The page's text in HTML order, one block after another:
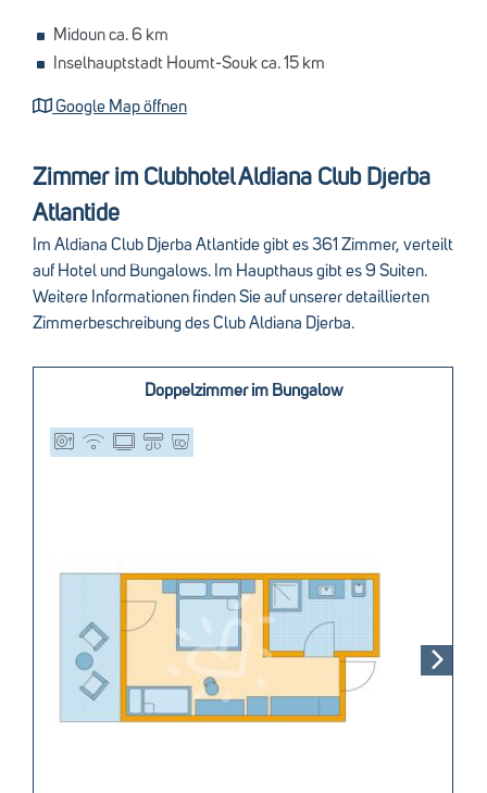
Midoun ca. 6 km
Inselhauptstadt Houmt-Souk ca. 15 km
Google Map öffnen
Zimmer im Clubhotel Aldiana Club Djerba
Atlantide
Im Aldiana Club Djerba Atlantide gibt es 361 Zimmer, verteilt
auf Hotel und Bungalows. Im Haupthaus gibt es 9 Suiten.
Weitere Informationen finden Sie auf unserer detaillierten
Zimmerbeschreibung des Club Aldiana Djerba.
Doppelzimmer im Bungalow